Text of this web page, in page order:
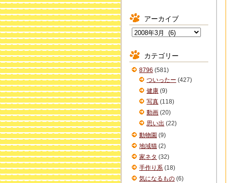
アーカイブ
イ
ブ
カテゴリー
8796 (581)
ついったー (427)
健康 (9)
写真 (118)
動画 (20)
思い出 (22)
動物園 (9)
地域猫 (2)
家ネタ (32)
手作り系 (18)
気になるもの (6)